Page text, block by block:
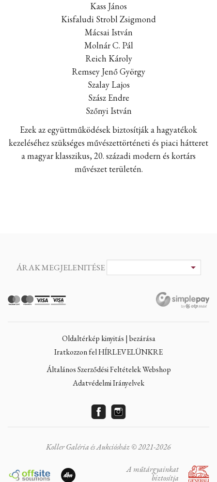
Kass János
Kisfaludi Strobl Zsigmond
Mácsai István
Molnár C. Pál
Reich Károly
Remsey Jenő György
Szalay Lajos
Szász Endre
Szőnyi István
Ezek az együttműködések biztosítják a hagyatékok
kezeléséhez szükséges művészettörténeti és piaci hátteret
a magyar klasszikus, 20. századi modern és kortárs
művészet területén.
ÁRAK MEGJELENITÉSE
Oldaltérkép kinyitás | bezárása
Iratkozzon fel HÍRLEVELÜNKRE
Általános Szerződési Feltételek Webshop
Adatvédelmi Irányelvek
Koller Galéria és Aukciósház © 2021-2026
A műtárgyainkat
biztosítja